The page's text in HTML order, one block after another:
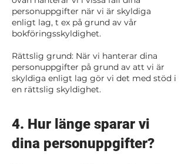
personuppgifter när vi är skyldiga
enligt lag, t ex på grund av vår
bokföringsskyldighet.
Rättslig grund: När vi hanterar dina
personuppgifter på grund av att vi är
skyldiga enligt lag gör vi det med stöd i
en rättslig skyldighet.
4. Hur länge sparar vi
dina personuppgifter?